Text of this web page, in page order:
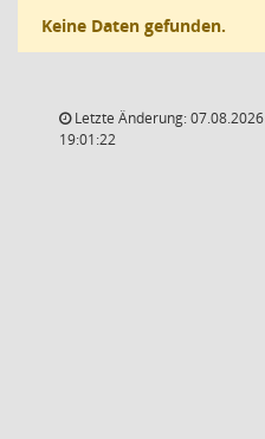
Keine Daten gefunden.
Letzte Änderung: 07.08.2026
19:01:22